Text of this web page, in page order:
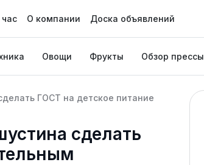
О компании Доска объявлений
Овощи Фрукты Обзор прессы
ГОСТ на детское питание
сделать